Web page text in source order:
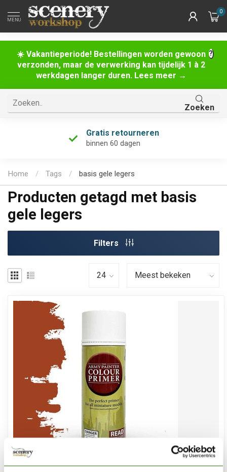
☀️ Vakantieperiode! Bestellingen worden gewoon
verzonden, maar de verwerking kan tijdelijk 1 à 2
werkdagen langer duren. Lees meer →
MENU
0
Zoeken
Gratis retourneren
binnen 60 dagen
Home / Tags / basis gele legers
Producten getagd met basis
gele legers
Filters